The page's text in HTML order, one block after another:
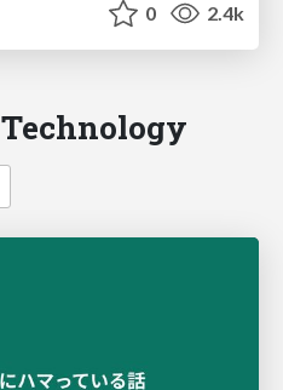
0 2.4k